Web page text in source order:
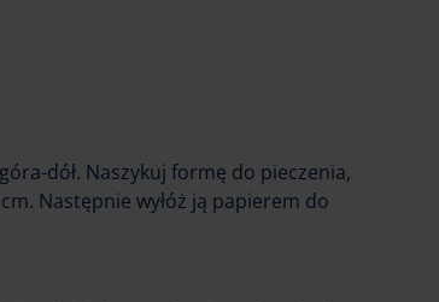
dół. Naszykuj formę do pieczenia,
Następnie wyłóż ją papierem do